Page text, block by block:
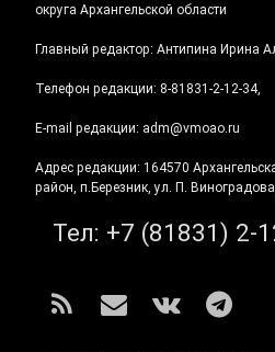
округа Архангельской области
Главный редактор: Антипина Ирина
Телефон редакции: 8-81831-2-12-34,
E-mail редакции: adm@vmoao.ru
Адрес редакции: 164570
район, п.Березник, ул. П.
Тел: +7 (81831) 2-
RSS E-mail